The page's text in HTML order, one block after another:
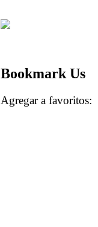
Bookmark Us
Agregar a